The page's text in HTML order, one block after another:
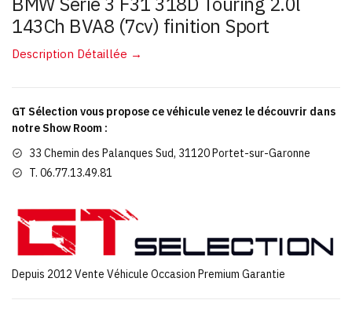
143Ch BVA8 (7cv) finition Sport
Description Détaillée →
GT Sélection vous propose ce véhicule venez le découvrir dans
notre Show Room :
33 Chemin des Palanques Sud, 31120 Portet-sur-Garonne
T. 06.77.13.49.81
Depuis 2012 Vente Véhicule Occasion Premium Garantie